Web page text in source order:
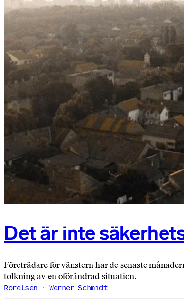
Det är inte
Företrädare för vänstern har de senaste
tolkning av en oförändrad situation.
Rörelsen Werner Schmidt